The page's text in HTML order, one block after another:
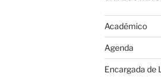
Académico
Agenda
Encargada de